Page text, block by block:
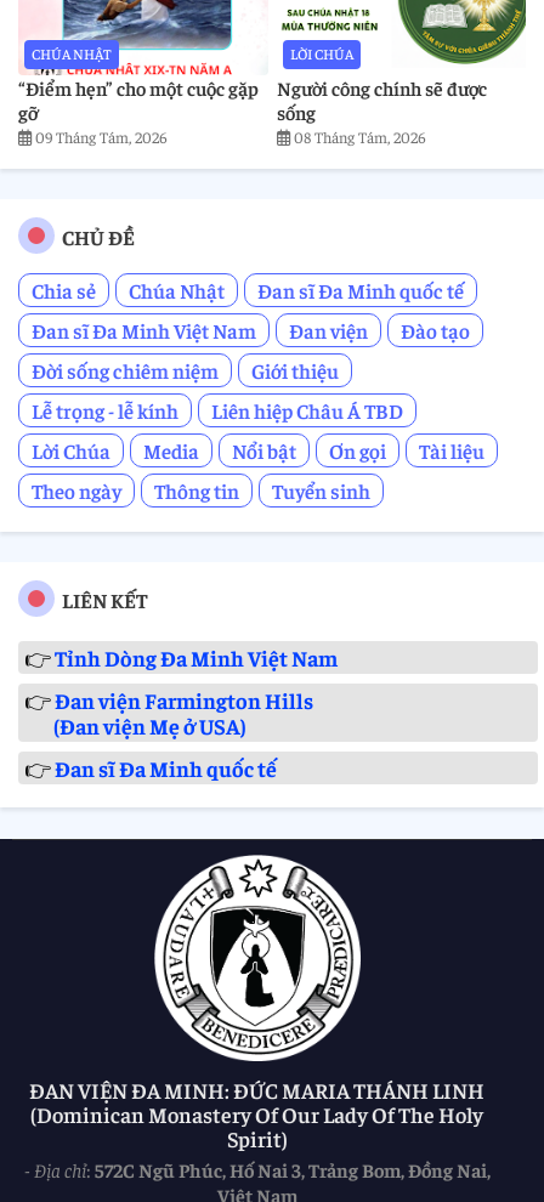
CHÚA NHẬT
“Điểm hẹn” cho một cuộc gặp
gỡ
09 Tháng Tám, 2026
LỜI CHÚA
Người công chính sẽ được
sống
08 Tháng Tám, 2026
CHỦ ĐỀ
Chia sẻ
Chúa Nhật
Đan sĩ Đa Minh quốc tế
Đan sĩ Đa Minh Việt Nam
Đan viện
Đào tạo
Đời sống chiêm niệm
Giới thiệu
Lễ trọng - lễ kính
Liên hiệp Châu Á TBD
Lời Chúa
Media Nổi bật Ơn gọi
Tài liệu
Theo ngày
Thông tin Tuyển sinh
LIÊN KẾT
👉Tỉnh Dòng Đa Minh Việt Nam
👉Đan viện Farmington Hills
(Đan viện Mẹ ở USA)
👉Đan sĩ Đa Minh quốc tế
ĐAN VIỆN ĐA MINH: ĐỨC MARIA THÁNH LINH
(Dominican Monastery Of Our Lady Of The Holy
Spirit)
- Địa chỉ: 572C Ngũ Phúc, Hố Nai 3, Trảng Bom, Đồng Nai,
Việt Nam